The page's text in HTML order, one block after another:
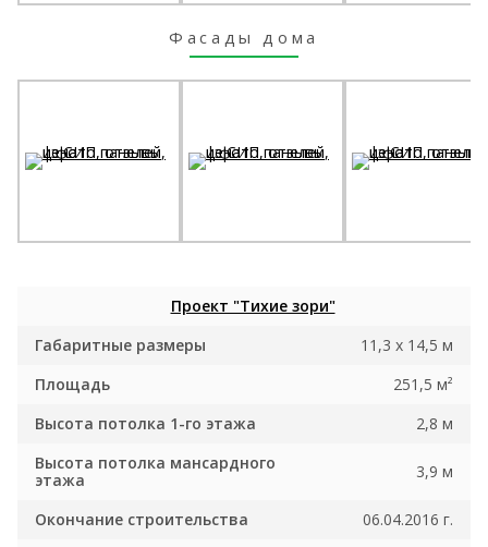
Фасады дома
Проект "Тихие зори"
Габаритные размеры
11,3 х 14,5 м
Площадь
251,5 м²
Высота потолка 1-го этажа
2,8 м
Высота потолка мансардного
этажа
3,9 м
Окончание строительства 06.04.2016 г.